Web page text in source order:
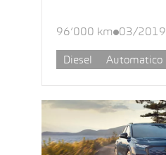
96’000 km 03/2019
Diesel Automatico